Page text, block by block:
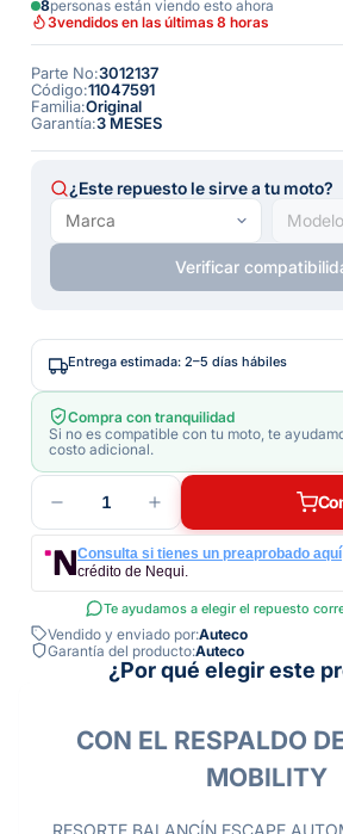
8personas están viendo esto ahora
3vendidos en las últimas 8 horas
Parte No:3012137
Código:11047591
Familia:Original
Garantía:3 MESES
¿Este repuesto le sirve a tu moto?
Verificar
Entrega estimada: 2–5 días hábiles
Compra con tranquilidad
Si no es compatible con tu moto, te
costo adicional.
1
Consulta si tienes un preaprobado aquí
crédito de Nequi.
Te ayudamos a elegir el repuesto
Vendido y enviado por:Auteco
Garantía del producto:Auteco
¿Por qué elegir este
CON EL RESPALDO
MOBILITY
RESORTE BALANCÍN ESCAPE